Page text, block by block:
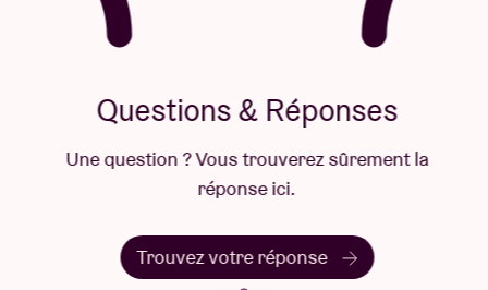
Questions & Réponses
Une question ? Vous trouverez sûrement la
réponse ici.
Trouvez votre réponse